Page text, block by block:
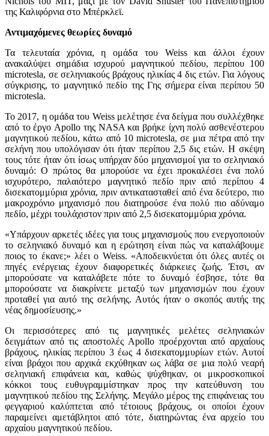
της Καλιφόρνια στο Μπέρκλεϊ.
Αντιμαχόμενες θεωρίες δυναμό
Τα τελευταία χρόνια, η ομάδα του Weiss και άλλοι έχουν
ανακαλύψει σημάδια ισχυρού μαγνητικού πεδίου, περίπου 100
microtesla, σε σεληνιακούς βράχους ηλικίας 4 δις ετών. Για λόγους
σύγκρισης, το μαγνητικό πεδίο της Γης σήμερα είναι περίπου 50
microtesla.
Το 2017, η ομάδα του Weiss μελέτησε ένα δείγμα που συλλέχθηκε
από το έργο Apollo της NASA και βρήκε ίχνη πολύ ασθενέστερου
μαγνητικού πεδίου, κάτω από 10 microtesla, σε μια πέτρα από την
σελήνη που υπολόγισαν ότι ήταν περίπου 2,5 δις ετών. Η σκέψη
τους τότε ήταν ότι ίσως υπήρχαν δύο μηχανισμοί για το σεληνιακό
δυναμό: Ο πρώτος θα μπορούσε να έχει προκαλέσει ένα πολύ
ισχυρότερο, παλαιότερο μαγνητικό πεδίο πριν από περίπου 4
δισεκατομμύρια χρόνια, πριν αντικατασταθεί από ένα δεύτερο, πιο
μακροχρόνιο μηχανισμό που διατηρούσε ένα πολύ πιο αδύναμο
πεδίο, μέχρι τουλάχιστον πριν από 2,5 δισεκατομμύρια χρόνια.
«Υπάρχουν αρκετές ιδέες για τους μηχανισμούς που ενεργοποιούν
το σεληνιακό δυναμό και η ερώτηση είναι πώς να καταλάβουμε
ποιος το έκανε;» λέει ο Weiss. «Αποδεικνύεται ότι όλες αυτές οι
πηγές ενέργειας έχουν διαφορετικές διάρκειες ζωής. Έτσι, αν
μπορούσατε να καταλάβετε πότε το δυναμό έσβησε, τότε θα
μπορούσατε να διακρίνετε μεταξύ των μηχανισμών που έχουν
προταθεί για αυτό της σελήνης. Αυτός ήταν ο σκοπός αυτής της
νέας δημοσίευσης.»
Οι περισσότερες από τις μαγνητικές μελέτες σεληνιακών
δειγμάτων από τις αποστολές Apollo προέρχονται από αρχαίους
βράχους, ηλικίας περίπου 3 έως 4 δισεκατομμυρίων ετών. Αυτοί
είναι βράχοι που αρχικά εκχύθηκαν ως λάβα σε μια πολύ νεαρή
σεληνιακή επιφάνεια και, καθώς ψύχθηκαν, οι μικροσκοπικοί
κόκκοι τους ευθυγραμμίστηκαν προς την κατεύθυνση του
μαγνητικού πεδίου της Σελήνης. Μεγάλο μέρος της επιφάνειας του
φεγγαριού καλύπτεται από τέτοιους βράχους, οι οποίοι έχουν
παραμείνει αμετάβλητοι από τότε, διατηρώντας ένα αρχείο του
αρχαίου μαγνητικού πεδίου.